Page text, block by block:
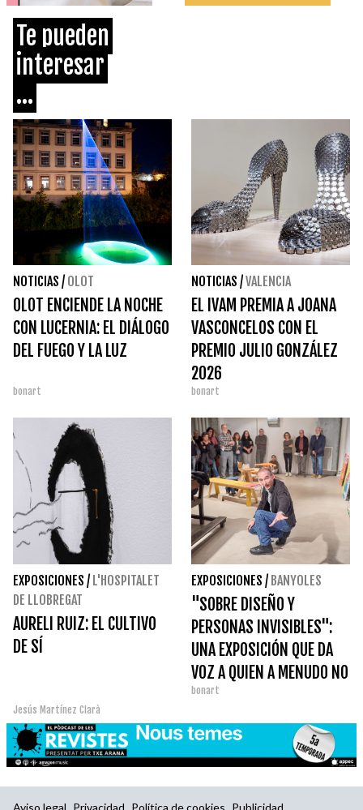
Te pueden
interesar
...
NOTICIAS / OLOT
OLOT ENCIENDE LA NOCHE
CON LUCERNIA: EL DIÁLOGO
DEL FUEGO Y LA LUZ
bonart
NOTICIAS /VALENCIA
EL IVAM PREMIA A JOANA
VASCONCELOS CON EL
PREMIO JULIO GONZÁLEZ
2026
bonart
EXPOSICIONES / L'HOSPITALET
DE LLOBREGAT
AURELI RUIZ: EL CULTIVO
DE SÍ
Jesús Martínez Clarà
EXPOSICIONES / BANYOLES
"SOBRE DISEÑO Y
PERSONAS INVISIBLES":
UNA EXPOSICIÓN QUE DA
VOZ A QUIEN A MENUDO NO
TIENE
bonart
Aviso legal Privacidad Política de cookies Publicidad